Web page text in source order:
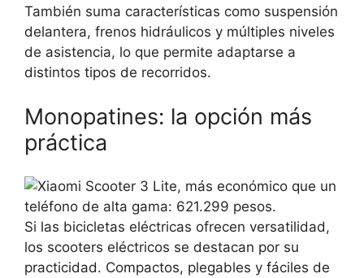
También suma características como suspensión
delantera, frenos hidráulicos y múltiples niveles
de asistencia, lo que permite adaptarse a
distintos tipos de recorridos.
Monopatines: la opción más
práctica
Si las bicicletas eléctricas ofrecen versatilidad,
los scooters eléctricos se destacan por su
practicidad. Compactos, plegables y fáciles de